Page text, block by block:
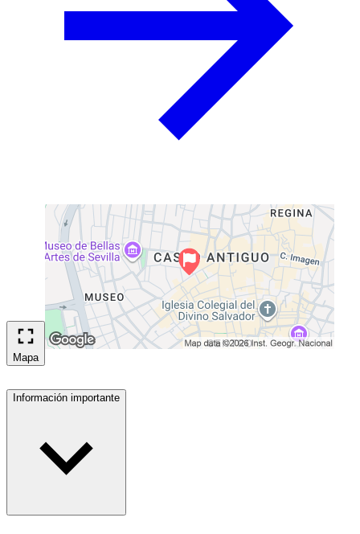
Mapa
Información importante